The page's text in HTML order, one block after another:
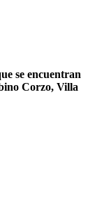
se encuentran
Corzo, Villa